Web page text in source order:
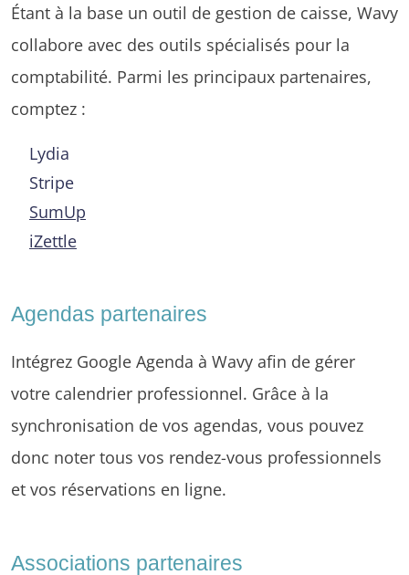
Étant à la base un outil de gestion de caisse, Wavy
collabore avec des outils spécialisés pour la
comptabilité. Parmi les principaux partenaires,
comptez :
Lydia
Stripe
SumUp
iZettle
Agendas partenaires
Intégrez Google Agenda à Wavy afin de gérer
votre calendrier professionnel. Grâce à la
synchronisation de vos agendas, vous pouvez
donc noter tous vos rendez-vous professionnels
et vos réservations en ligne.
Associations partenaires